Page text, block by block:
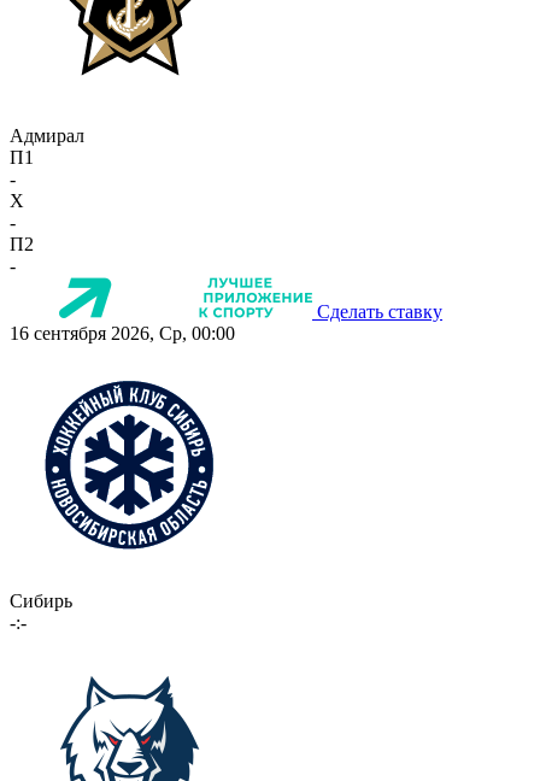
Адмирал
П1
-
X
-
П2
-
Сделать ставку
16 сентября 2026, Ср, 00:00
Сибирь
-:-